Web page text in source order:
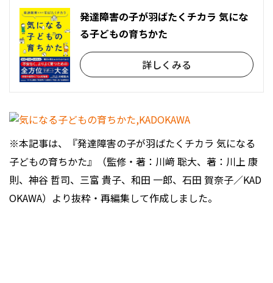
発達障害の子が羽ばたくチカラ 気にな
る子どもの育ちかた
詳しくみる
※本記事は、『発達障害の子が羽ばたくチカラ 気になる
子どもの育ちかた』（監修・著：川﨑 聡大、著：川上 康
則、神谷 哲司、三富 貴子、和田 一郎、石田 賀奈子／KAD
OKAWA）より抜粋・再編集して作成しました。